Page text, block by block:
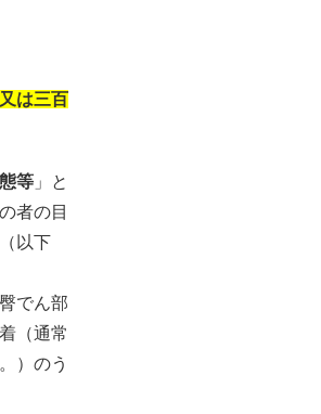
は三百
等 」と
者の目
以下
でん部
（通常
）のう